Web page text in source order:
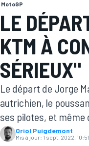
MOTOGP
MotoGP
LE
KTM À
SÉRIEUX"
Le départ de Jorge
autrichien, le
ses pilotes, et même
Oriol Puigdemont
Mis à jour: 1 sept. 2022, 10:51